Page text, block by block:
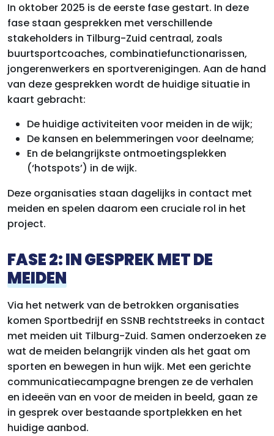
In oktober 2025 is de eerste fase gestart. In deze
fase staan gesprekken met verschillende
stakeholders in Tilburg-Zuid centraal, zoals
buurtsportcoaches, combinatiefunctionarissen,
jongerenwerkers en sportverenigingen. Aan de hand
van deze gesprekken wordt de huidige situatie in
kaart gebracht:
De huidige activiteiten voor meiden in de wijk;
De kansen en belemmeringen voor deelname;
En de belangrijkste ontmoetingsplekken
(‘hotspots’) in de wijk.
Deze organisaties staan dagelijks in contact met
meiden en spelen daarom een cruciale rol in het
project.
FASE 2: IN GESPREK MET DE
MEIDEN
Via het netwerk van de betrokken organisaties
komen Sportbedrijf en SSNB rechtstreeks in contact
met meiden uit Tilburg-Zuid. Samen onderzoeken ze
wat de meiden belangrijk vinden als het gaat om
sporten en bewegen in hun wijk. Met een gerichte
communicatiecampagne brengen ze de verhalen
en ideeën van en voor de meiden in beeld, gaan ze
in gesprek over bestaande sportplekken en het
huidige aanbod.